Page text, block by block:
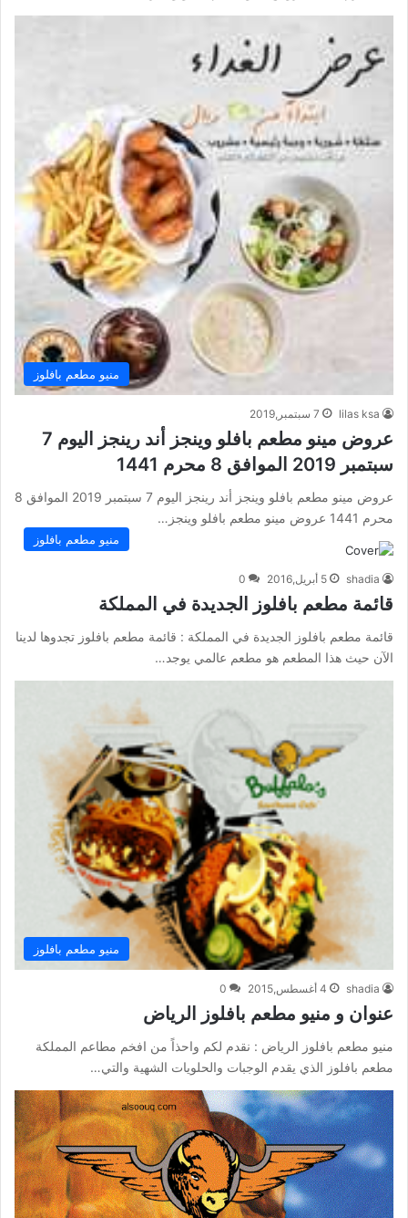
منيو مطعم بافلوز
lilas ksa 7 سبتمبر,2019
عروض مينو مطعم بافلو وينجز أند رينجز اليوم 7
سبتمبر 2019 الموافق 8 محرم 1441
عروض مينو مطعم بافلو وينجز أند رينجز اليوم 7 سبتمبر 2019 الموافق 8
محرم 1441 عروض مينو مطعم بافلو وينجز…
منيو مطعم بافلوز
shadia 5 أبريل,2016 0
قائمة مطعم بافلوز الجديدة في المملكة
قائمة مطعم بافلوز الجديدة في المملكة : قائمة مطعم بافلوز تجدوها لدينا
الآن حيث هذا المطعم هو مطعم عالمي يوجد…
منيو مطعم بافلوز
shadia 4 أغسطس,2015 0
عنوان و منيو مطعم بافلوز الرياض
منيو مطعم بافلوز الرياض : نقدم لكم واحذاً من افخم مطاعم المملكة
مطعم بافلوز الذي يقدم الوجبات والحلويات الشهية والتي…